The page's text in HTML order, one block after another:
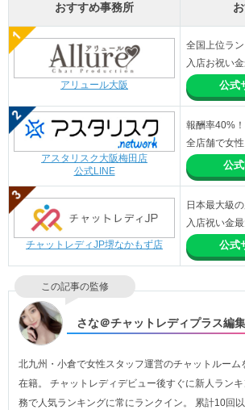
おすすめ事務所
アリュール大阪
全国上位ラ
入店お祝い
公式
アスタリスク大阪梅田店
公式LINE
報酬率40%
全店舗で女
公
チャットレディJP堺なかもず店
日本最大級
入店祝い金
公式
この記事の監修
さな＠チャットレディプラス編
北九州・小倉で女性スタッフ運営のチャットルーム
在籍。 チャットレディデビュー後すぐに新人ラン
務で人気ランキングに常にランクイン。 累計10回